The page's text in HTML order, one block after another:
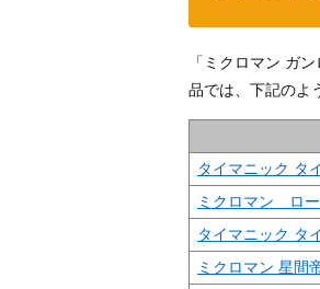
「ミクロマン ガ
品では、下記のよ
タイマニック タ
ミクロマン ロ
タイマニック タ
ミクロマン 星間